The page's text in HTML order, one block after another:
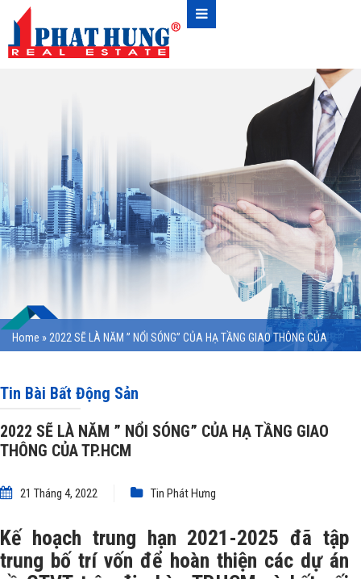
Home » 2022 SẼ LÀ NĂM ” NỔI SÓNG” CỦA HẠ TẦNG GIAO THÔNG CỦA
Tin Bài Bất Động Sản
2022 SẼ LÀ NĂM ” NỔI SÓNG” CỦA HẠ TẦNG GIAO
THÔNG CỦA TP.HCM
21 Tháng 4, 2022 Tin Phát Hưng
Kế hoạch trung hạn 2021-2025 đã tập
trung bố trí vốn để hoàn thiện các dự án